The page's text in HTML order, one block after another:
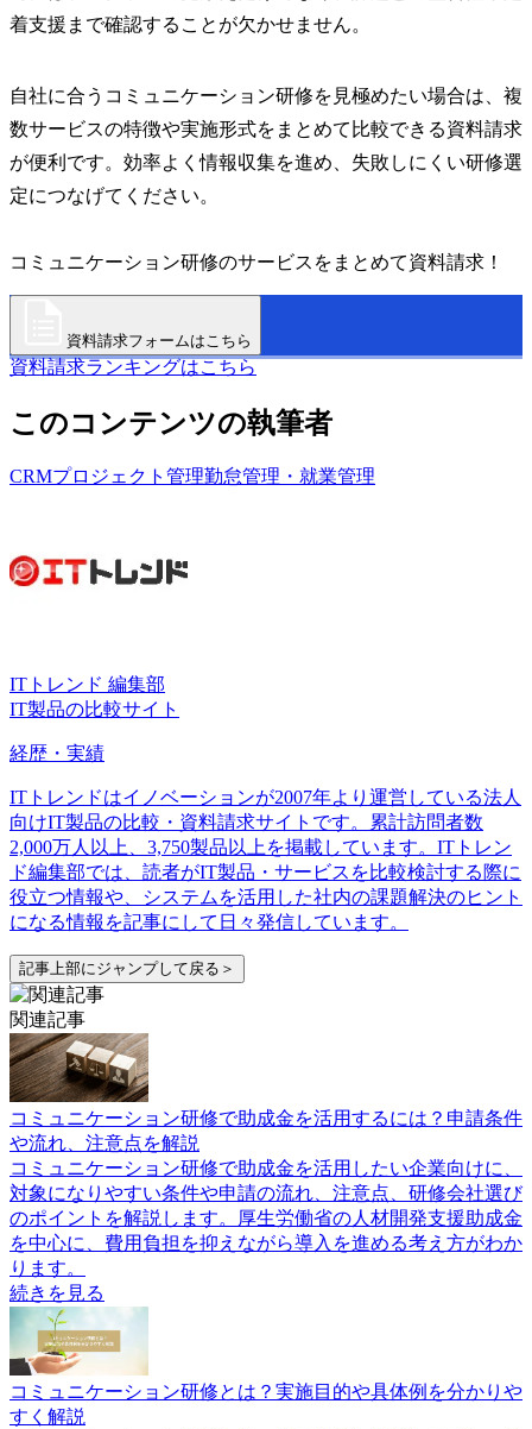
着支援まで確認することが欠かせません。
自社に合うコミュニケーション研修を見極めたい場合は、複
数サービスの特徴や実施形式をまとめて比較できる資料請求
が便利です。効率よく情報収集を進め、失敗しにくい研修選
定につなげてください。
コミュニケーション研修のサービスをまとめて資料請求！
資料請求フォームはこちら
資料請求ランキングはこちら
このコンテンツの執筆者
CRMプロジェクト管理勤怠管理・就業管理
ITトレンド 編集部
IT製品の比較サイト
経歴・実績
ITトレンドはイノベーションが2007年より運営している法人
向けIT製品の比較・資料請求サイトです。累計訪問者数
2,000万人以上、3,750製品以上を掲載しています。ITトレン
ド編集部では、読者がIT製品・サービスを比較検討する際に
役立つ情報や、システムを活用した社内の課題解決のヒント
になる情報を記事にして日々発信しています。
記事上部にジャンプして戻る＞
関連記事
コミュニケーション研修で助成金を活用するには？申請条件
や流れ、注意点を解説
コミュニケーション研修で助成金を活用したい企業向けに、
対象になりやすい条件や申請の流れ、注意点、研修会社選び
のポイントを解説します。厚生労働省の人材開発支援助成金
を中心に、費用負担を抑えながら導入を進める考え方がわか
ります。
続きを見る
コミュニケーション研修とは？実施目的や具体例を分かりや
すく解説